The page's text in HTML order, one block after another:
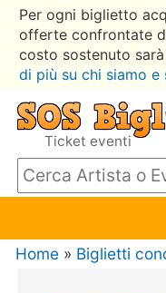
Per ogni biglietto
offerte confrontate
costo sostenuto
di più su chi siamo e
Ticket eventi
Home » Biglietti